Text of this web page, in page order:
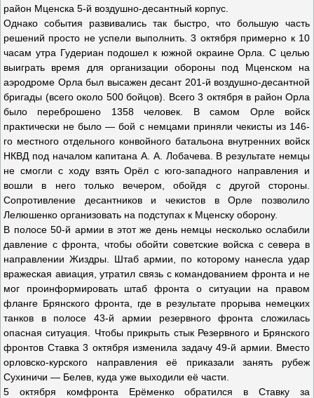
район Мценска 5-й воздушно-десантный корпус.
Однако события развивались так быстро, что большую часть
решений просто не успели выполнить. 3 октября примерно к 10
часам утра Гудериан подошел к южной окраине Орла. С целью
выиграть время для организации обороны под Мценском на
аэродроме Орла был высажен десант 201-й воздушно-десантной
бригады (всего около 500 бойцов). Всего 3 октября в район Орла
было переброшено 1358 человек. В самом Орле войск
практически не было — бой с немцами приняли чекисты из 146-
го местного отдельного конвойного батальона внутренних войск
НКВД под началом капитана А. А. Лобачева. В результате немцы
не смогли с ходу взять Орёл с юго-западного направления и
вошли в него только вечером, обойдя с другой стороны.
Сопротивление десантников и чекистов в Орле позволило
Лелюшенко организовать на подступах к Мценску оборону.
В полосе 50-й армии в этот же день немцы несколько ослабили
давление с фронта, чтобы обойти советские войска с севера в
направлении Жиздры. Штаб армии, по которому нанесла удар
вражеская авиация, утратил связь с командованием фронта и не
мог проинформировать штаб фронта о ситуации на правом
фланге Брянского фронта, где в результате прорыва немецких
танков в полосе 43-й армии резервного фронта сложилась
опасная ситуация. Чтобы прикрыть стык Резервного и Брянского
фронтов Ставка 3 октября изменила задачу 49-й армии. Вместо
орловско-курского направления её приказали занять рубеж
Сухиничи — Белев, куда уже выходили её части.
5 октября комфронта Ерёменко обратился в Ставку за